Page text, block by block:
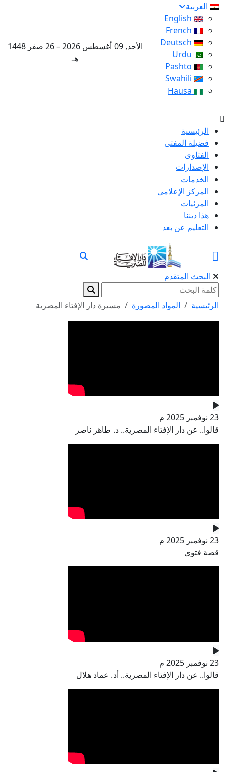
العربية
الأحد, 09 أغسطس 2026 – 26 صفر 1448
هـ
الرئيسية
فضيلة المفتى
الفتاوى
الإصدارات
الخدمات
المركز الإعلامى
المرئيات
هذا ديننا
التعليم عن بعد
البحث المتقدم
الرئيسية المواد المصورة مسيرة دار الإفتاء المصرية
23 نوفمبر 2025 م
قالوا.. عن دار الإفتاء المصرية.. د. طاهر ناصر
23 نوفمبر 2025 م
قصة فتوى
23 نوفمبر 2025 م
قالوا.. عن دار الإفتاء المصرية.. أد. عماد هلال